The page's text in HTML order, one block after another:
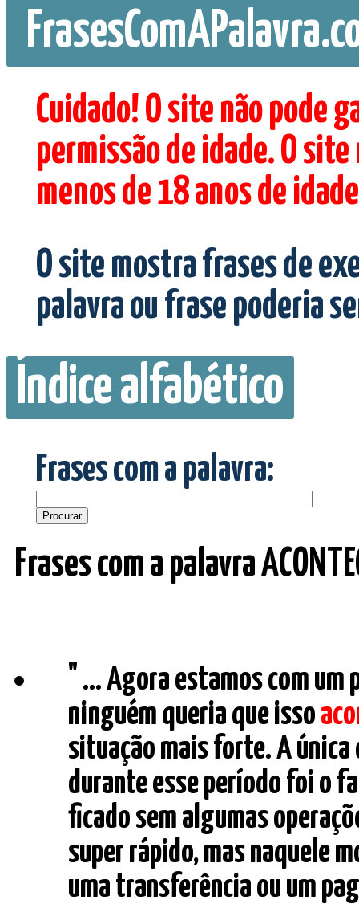
Cuidado! O site não pode
permissão de idade. O
menos de 18 anos de
O site mostra frases de
palavra ou frase poderia
Índice alfabético
Frases com a palavra:
Frases com a palavra
" ... Agora estamos com um
ninguém queria que isso
situação mais forte. A única
durante esse período foi o
ficado sem algumas
super rápido, mas naquele
uma transferência ou um